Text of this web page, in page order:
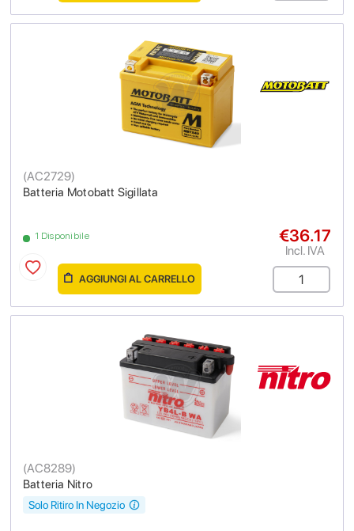
Batteria Motobatt Sigillata
(AC2729)
1 Disponibile €36.17
Incl. IVA
AGGIUNGI AL CARRELLO
Batteria Nitro
(AC8289)
Solo Ritiro In Negozio